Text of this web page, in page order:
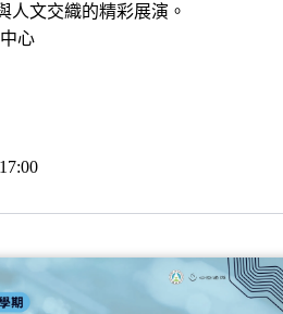
人文交織的精彩展演。
心